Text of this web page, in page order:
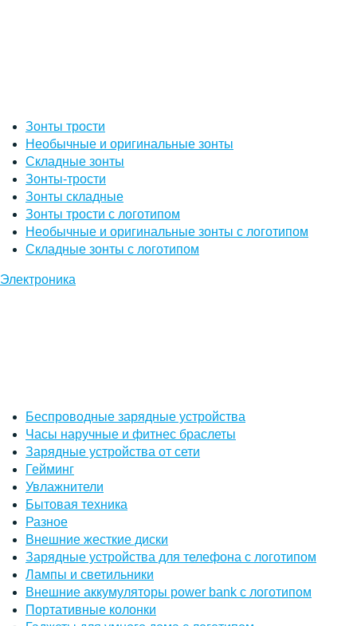
Зонты трости
Необычные и оригинальные зонты
Складные зонты
Зонты-трости
Зонты складные
Зонты трости с логотипом
Необычные и оригинальные зонты с логотипом
Складные зонты с логотипом
Электроника
Беспроводные зарядные устройства
Часы наручные и фитнес браслеты
Зарядные устройства от сети
Гейминг
Увлажнители
Бытовая техника
Разное
Внешние жесткие диски
Зарядные устройства для телефона с логотипом
Лампы и светильники
Внешние аккумуляторы power bank с логотипом
Портативные колонки